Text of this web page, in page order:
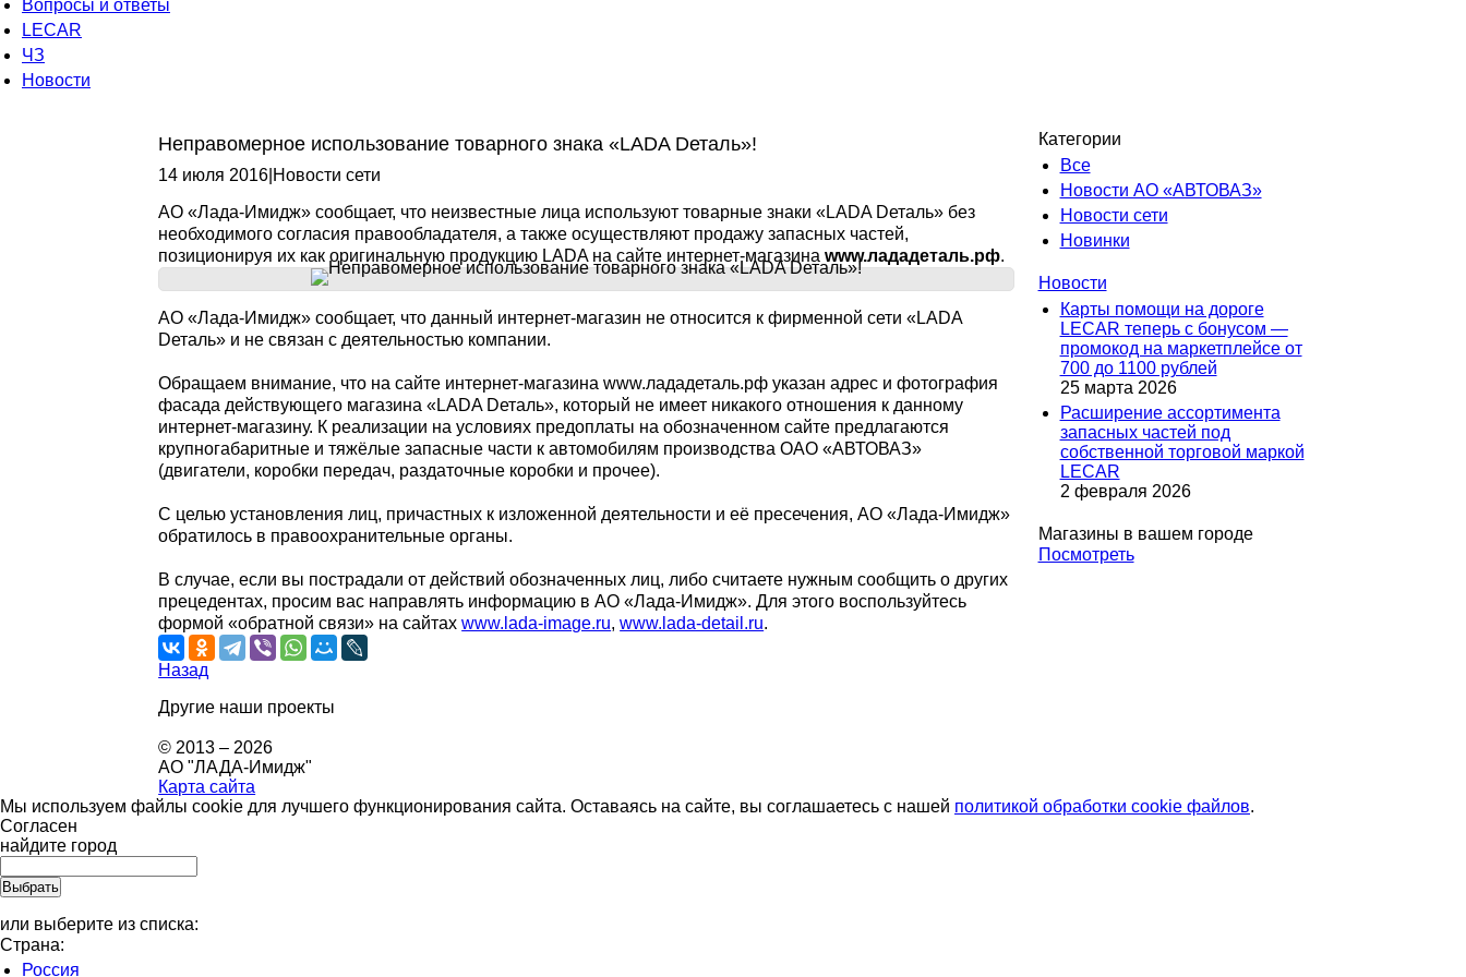
Вопросы и ответы
LECAR
ЧЗ
Новости
Неправомерное использование товарного знака «LADA Dеталь»!
14 июля 2016 Новости сети
АО «Лада-Имидж» сообщает, что неизвестные лица используют товарные знаки «LADA Dеталь» без
необходимого согласия правообладателя, а также осуществляют продажу запасных частей,
позиционируя их как оригинальную продукцию LADA на сайте интернет-магазинаwww.лададеталь.рф.
АО «Лада-Имидж» сообщает, что данный интернет-магазин не относится к фирменной сети «LADA
Dеталь» и не связан с деятельностью компании.
Обращаем внимание, что на сайте интернет-магазина www.лададеталь.рф указан адрес и фотография
фасада действующего магазина «LADA Dеталь», который не имеет никакого отношения к данному
интернет-магазину. К реализации на условиях предоплаты на обозначенном сайте предлагаются
крупногабаритные и тяжёлые запасные части к автомобилям производства ОАО «АВТОВАЗ»
(двигатели, коробки передач, раздаточные коробки и прочее).
С целью установления лиц, причастных к изложенной деятельности и её пресечения, АО «Лада-Имидж»
обратилось в правоохранительные органы.
В случае, если вы пострадали от действий обозначенных лиц, либо считаете нужным сообщить о других
прецедентах, просим вас направлять информацию в АО «Лада-Имидж». Для этого воспользуйтесь
формой «обратной связи» на сайтахwww.lada-image.ru,www.lada-detail.ru.
Назад
Категории
Все
Новости АО «АВТОВАЗ»
Новости сети
Новинки
Новости
Карты помощи на дороге
LECAR теперь с бонусом —
промокод на маркетплейсе от
700 до 1100 рублей
25 марта 2026
Расширение ассортимента
запасных частей под
собственной торговой маркой
LECAR
2 февраля 2026
Магазины в вашем городе
Посмотреть
Другие наши проекты
© 2013 – 2026
АО "ЛАДА-Имидж"
Карта сайта
Мы используем файлы cookie для лучшего функционирования сайта. Оставаясь на сайте, вы соглашаетесь с нашей политикой обработки cookie файлов.
Согласен
найдите город
или выберите из списка:
Страна:
Россия